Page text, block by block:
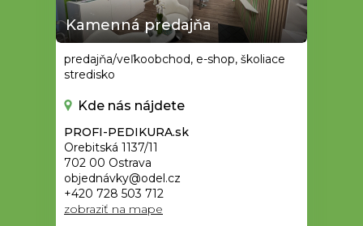
Kamenná predajňa
predajňa/veľkoobchod, e-shop, školiace
stredisko
Kde nás nájdete
PROFI-PEDIKURA.sk
Orebitská 1137/11
702 00 Ostrava
objednávky@odel.cz
+420 728 503 712
zobraziť na mape